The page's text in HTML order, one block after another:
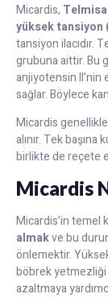
Micardis,
yüksek tansiyon
tansiyon ilacıdır.
grubuna aittir. Bu
anjiyotensin
sağlar. Böylece
Micardis
alınır. Tek
birlikte de reçete
Micardis
Micardis’in temel
almakve bu
önlemektir.
böbrek yetmezliği
azaltmaya